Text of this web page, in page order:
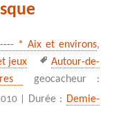
Catégories
* Aix et environs,
jeux
Mots-
clés
Autour-de-
sur La forêt de
geocacheur :
| Durée : Demie-